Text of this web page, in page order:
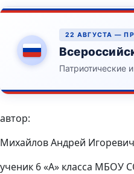
22 АВГУСТА —
Патриотические
автор:
Михайлов Андрей Игоревич
ученик 6 «А» класса МБОУ